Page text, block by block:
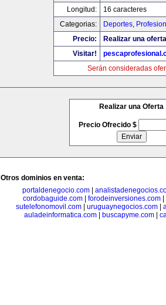
Longitud:
16 caracteres
Categorias:
Deportes,
Precio:
Realizar una
Visitar!
Serán consideradas
Realizar una Oferta
Precio Ofrecido $
Otros dominios en venta:
portaldenegocio.com|
cordobaguide.com
forodeinversiones.com
sutelefonomovil.com| uruguaynegocios.com|
auladeinformatica.com| buscapyme.com|